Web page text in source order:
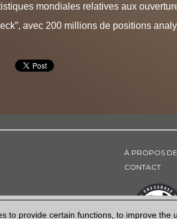
to provide certain functions, to improve
mondiales relatives aux
avec 200 millions de positions
À PROPOS
CONTACT